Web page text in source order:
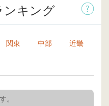
ンキング
関東 中部 近畿